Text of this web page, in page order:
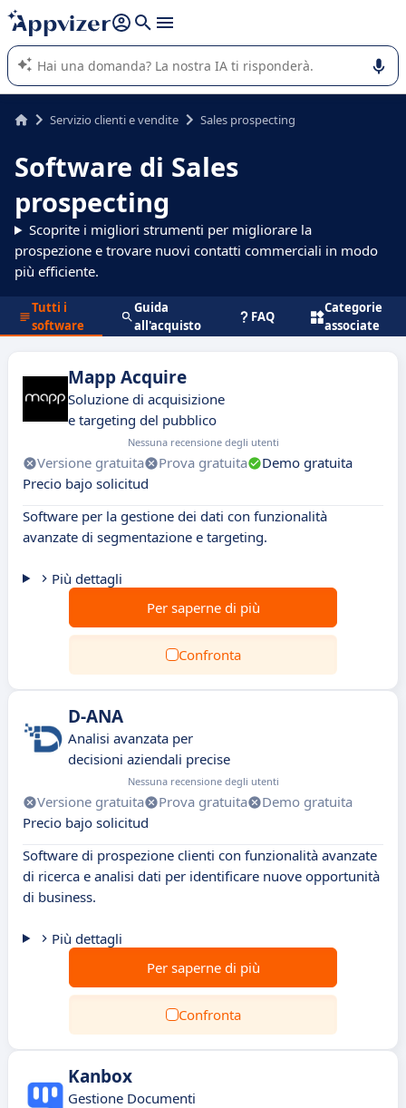
righe con
shift + enter
L'IA di Appvizer vi guida nell'utilizzo o nella scelta di un
software SaaS per la vostra azienda.
Servizio clienti e vendite Sales prospecting
Software di Sales
prospecting
Scoprite i migliori strumenti per migliorare la
prospezione e trovare nuovi contatti commerciali in modo
più efficiente.
Tutti i
software
Guida
all'acquisto
FAQ
Categorie
associate
Mapp Acquire
Soluzione di acquisizione
e targeting del pubblico
Nessuna recensione degli utenti
Versione gratuita Prova gratuita
Demo gratuita
Precio bajo solicitud
Software per la gestione dei dati con funzionalità
avanzate di segmentazione e targeting.
Più dettagli
Per saperne di più
Confronta
D-ANA
Analisi avanzata per
decisioni aziendali precise
Nessuna recensione degli utenti
Versione gratuita Prova gratuita
Demo gratuita
Precio bajo solicitud
Software di prospezione clienti con funzionalità avanzate
di ricerca e analisi dati per identificare nuove opportunità
di business.
Più dettagli
Per saperne di più
Confronta
Kanbox
Gestione Documenti